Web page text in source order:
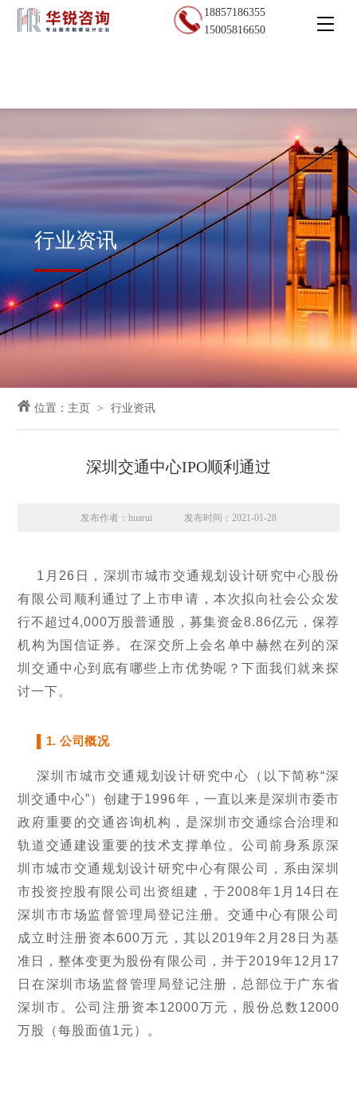
18857186355
15005816650
行业资讯
位置： 主页 行业资讯
深圳交通中心IPO顺利通过
发布作者：huarui 发布时间：2021-01-28
1月26日，深圳市城市交通规划设计研究中心股份
有限公司顺利通过了上市申请，本次拟向社会公众发
行不超过4,000万股普通股，募集资金8.86亿元，保荐
机构为国信证券。在深交所上会名单中赫然在列的深
圳交通中心到底有哪些上市优势呢？下面我们就来探
讨一下。
▌1. 公司概况
深圳市城市交通规划设计研究中心（以下简称“深
圳交通中心”）创建于1996年，一直以来是深圳市委市
政府重要的交通咨询机构，是深圳市交通综合治理和
轨道交通建设重要的技术支撑单位。公司前身系原深
圳市城市交通规划设计研究中心有限公司，系由深圳
市投资控股有限公司出资组建，于2008年1月14日在
深圳市市场监督管理局登记注册。交通中心有限公司
成立时注册资本600万元，其以2019年2月28日为基
准日，整体变更为股份有限公司，并于2019年12月17
日在深圳市场监督管理局登记注册，总部位于广东省
深圳市。公司注册资本12000万元，股份总数12000
万股（每股面值1元）。